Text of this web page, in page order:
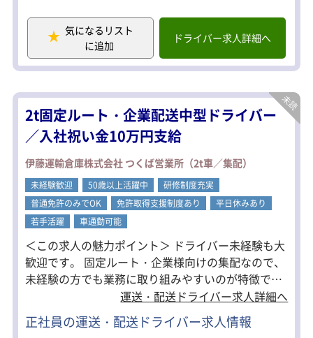
使われるあらゆるものを運んでいま
す！
・どこに運ぶの？
土浦にて荷積みを行い、県西～県南方
面の一般企業・工場・お店へ配送。
・運転距離や件数は？
1日平均150km～200kmほど！
配送件数は15件程度からスタートし、
慣れてきたら最終的に25件程度配送し
ます！
・荷積み・荷降ろしについて
フォークリフトやハンドリフトを使っ
体力的な負担も少なく、女性の方でも
出来ます。
気になるリスト
に追加
ドライバー求人詳細へ
2t固定ルート・企業配送中型ドライバー
／入社祝い金10万円支給
伊藤運輸倉庫株式会社 つくば営業所（2t車／集配）
未経験歓迎 50歳以上活躍中
研修制度充実
普通免許のみでOK
免許取得支援制度あり
平日休みあり
若手活躍
車通勤可能
＜この求人の魅力ポイント＞ ドライバー未経験も大
歓迎です。 固定ルート・企業様向けの集配なので、
未経験の方でも業務に取り組みやすいのが特徴で
型連休あり、祝日もお休み ・女性でも作業しやすい
重さの荷物 ・賞与年2回支給 ・残業時間は1日30分
運送・配送ドライバー求人詳細へ
正社員の運送・配送ドライバー求人情報